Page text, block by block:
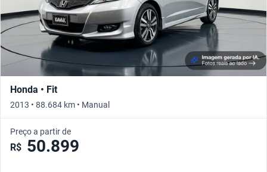
Honda • Fit
2013 • 88.684 km • Manual
Preço a partir de
R$ 50.899